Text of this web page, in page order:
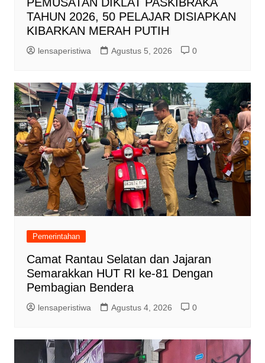
PEMUSATAN DIKLAT PASKIBRAKA
TAHUN 2026, 50 PELAJAR DISIAPKAN
KIBARKAN MERAH PUTIH
lensaperistiwa Agustus 5, 2026 0
Pemerintahan
Camat Rantau Selatan dan Jajaran
Semarakkan HUT RI ke-81 Dengan
Pembagian Bendera
lensaperistiwa Agustus 4, 2026 0